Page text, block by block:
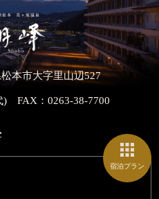
宿泊プラン
本市大字里山辺527
)FAX：0263-38-7700